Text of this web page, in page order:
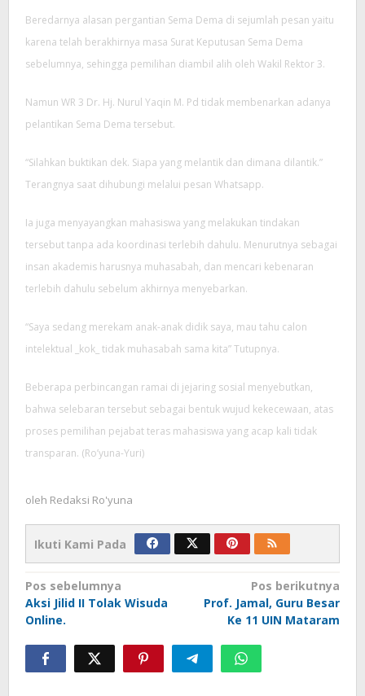
Beredarnya alasan pergantian Sema Dema di sejumlah pesan yaitu
karena telah berakhirnya masa Surat Keputusan Sema Dema
sebelumnya, sehingga pemilihan diambil alih oleh Wakil Rektor 3.
Namun WR 3 Dr. Hj. Nurul Yaqin M. Pd tidak membenarkan adanya
pelantikan Sema Dema tersebut.
“Silahkan buktikan dek. Siapa yang melantik dan dimana dilantik.”
Terangnya saat dihubungi melalui pesan Whatsapp.
Ia juga menyayangkan mahasiswa yang melakukan tindakan
tersebut tanpa ada koordinasi terlebih dahulu. Menurutnya sebagai
insan akademis harusnya muhasabah, dan mencari kebenaran
terlebih dahulu sebelum akhirnya menyebarkan.
“Saya sedang merekam anak-anak didik saya, mau tahu calon
intelektual _kok_ tidak muhasabah sama kita” Tutupnya.
Beberapa perbincangan ramai di jejaring sosial menyebutkan,
bahwa selebaran tersebut sebagai bentuk wujud kekecewaan, atas
proses pemilihan pejabat teras mahasiswa yang acap kali tidak
transparan. (Ro’yuna-Yuri)
oleh Redaksi Ro'yuna
Ikuti Kami Pada
Navigasi
pos
Pos sebelumnya
Aksi Jilid II Tolak Wisuda
Online.
Pos berikutnya
Prof. Jamal, Guru Besar
Ke 11 UIN Mataram